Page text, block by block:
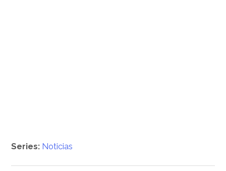
Series: Noticias